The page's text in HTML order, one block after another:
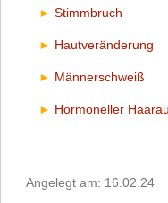
Stimmbruch
Hautveränderung
Männerschweiß
Hormoneller
Angelegt am: 16.02.24